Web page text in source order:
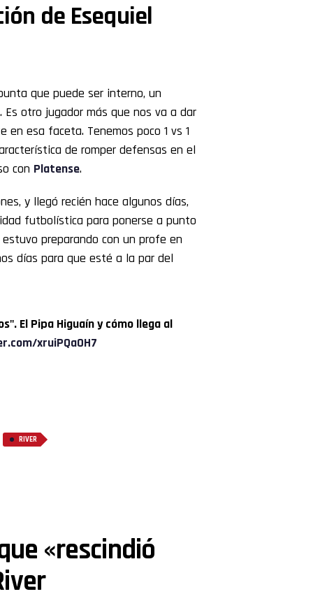
de Esequiel
que puede ser interno, un
otro jugador más que nos va a dar
en esa faceta. Tenemos poco 1 vs 1
de romper defensas en el
con Platense.
y llegó recién hace algunos días,
futbolística para ponerse a punto
preparando con un profe en
días para que esté a la par del
El Pipa Higuaín y cómo llega al
xruiPQa0H7
RIVER
«rescindió